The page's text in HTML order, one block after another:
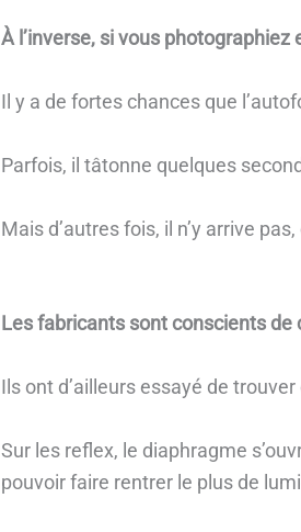
À l’inverse, si vous
Il y a de fortes chances que
Parfois, il tâtonne quelques
Mais d’autres fois, il n’y arrive
Les fabricants sont conscients de
Ils ont d’ailleurs essayé de
Sur les reflex, le diaphragme
pouvoir faire rentrer le plus de